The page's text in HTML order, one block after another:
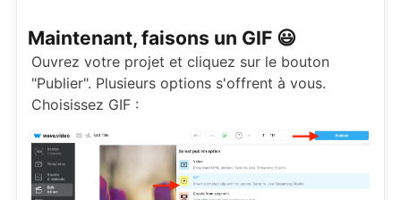
Maintenant, faisons un GIF 😃
Ouvrez votre projet et cliquez sur le bouton
"Publier". Plusieurs options s'offrent à vous.
Choisissez GIF :